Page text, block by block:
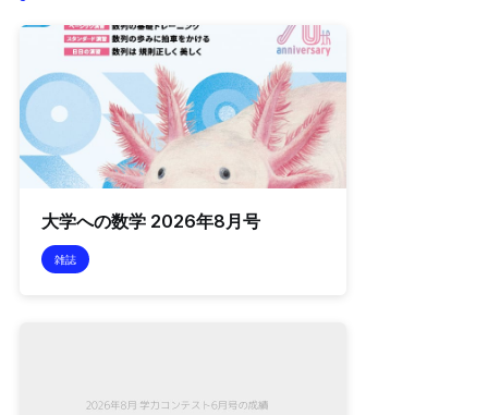
大学への数学 2026年8月号
雑誌